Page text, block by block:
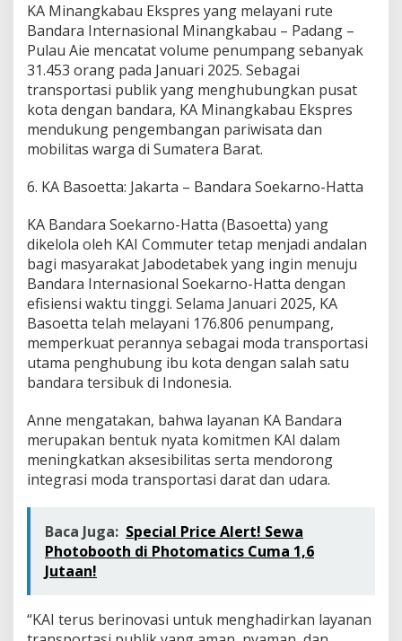
KA Minangkabau Ekspres yang melayani rute
Bandara Internasional Minangkabau – Padang –
Pulau Aie mencatat volume penumpang sebanyak
31.453 orang pada Januari 2025. Sebagai
transportasi publik yang menghubungkan pusat
kota dengan bandara, KA Minangkabau Ekspres
mendukung pengembangan pariwisata dan
mobilitas warga di Sumatera Barat.
6. KA Basoetta: Jakarta – Bandara Soekarno-Hatta
KA Bandara Soekarno-Hatta (Basoetta) yang
dikelola oleh KAI Commuter tetap menjadi andalan
bagi masyarakat Jabodetabek yang ingin menuju
Bandara Internasional Soekarno-Hatta dengan
efisiensi waktu tinggi. Selama Januari 2025, KA
Basoetta telah melayani 176.806 penumpang,
memperkuat perannya sebagai moda transportasi
utama penghubung ibu kota dengan salah satu
bandara tersibuk di Indonesia.
Anne mengatakan, bahwa layanan KA Bandara
merupakan bentuk nyata komitmen KAI dalam
meningkatkan aksesibilitas serta mendorong
integrasi moda transportasi darat dan udara.
Baca Juga: Special Price Alert! Sewa
Photobooth di Photomatics Cuma 1,6
Jutaan!
“KAI terus berinovasi untuk menghadirkan layanan